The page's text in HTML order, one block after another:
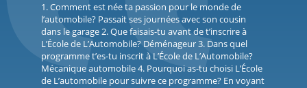
1. Comment est née ta passion pour le monde de
l’automobile? Passait ses journées avec son cousin
dans le garage 2. Que faisais-tu avant de t’inscrire à
L’École de L’Automobile? Déménageur 3. Dans quel
programme t’es-tu inscrit à L’École de L’Automobile?
Mécanique automobile 4. Pourquoi as-tu choisi L’École
de L’automobile pour suivre ce programme? En voyant